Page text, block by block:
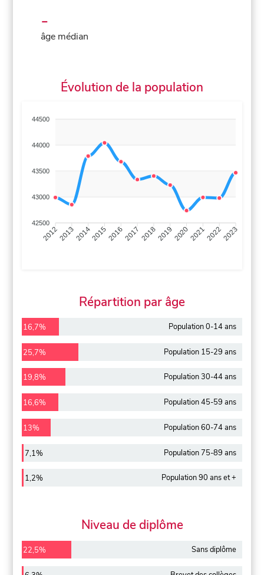
-
âge médian
Évolution de la population
44500
44000
43500
43000
42500
201220132014201520162017 201820192020202120222023
Répartition par âge
16,7% Population 0-14 ans
25,7% Population 15-29 ans
19,8% Population 30-44 ans
16,6% Population 45-59 ans
13% Population 60-74 ans
7,1% Population 75-89 ans
1,2% Population 90 ans et +
Niveau de diplôme
22,5% Sans diplôme